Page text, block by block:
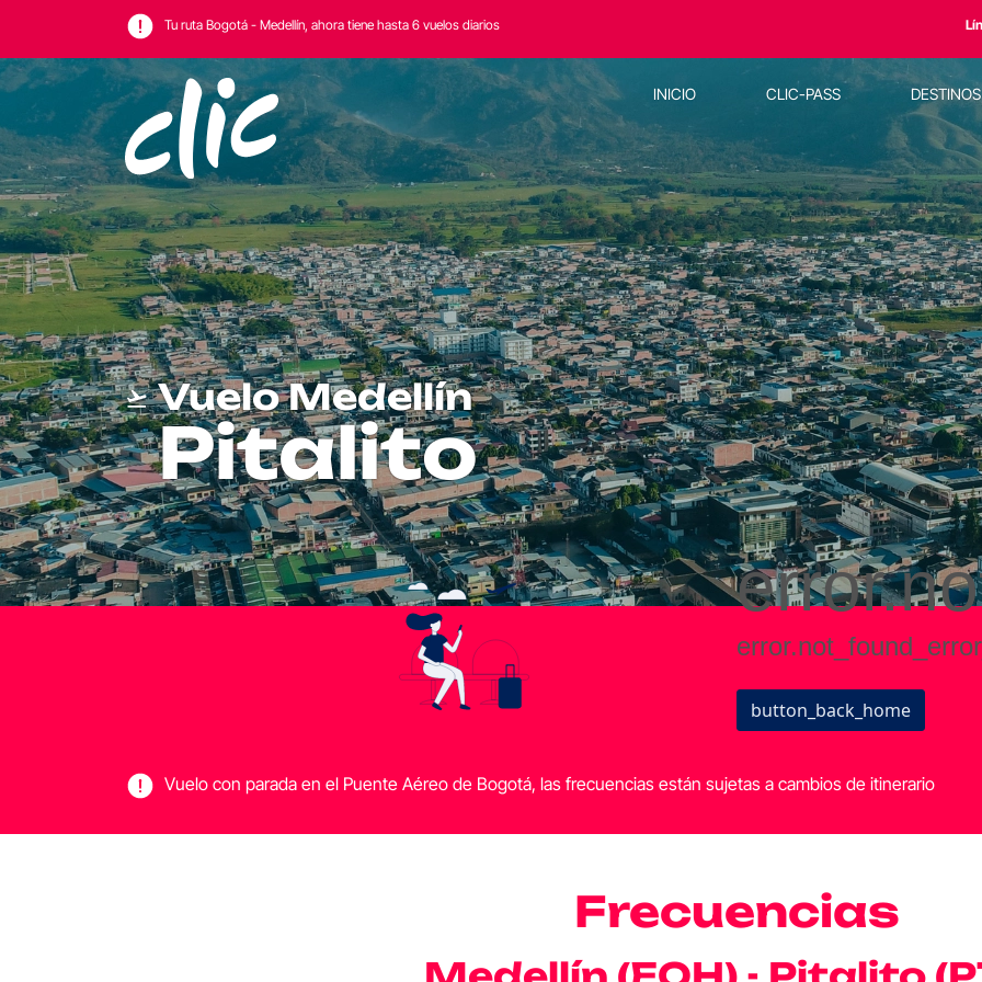
Tu ruta Bogotá - Medellín, ahora tiene hasta 6 vuelos diarios
INICIO CLIC-PASS
Vuelo Medellín
Pitalito
Vuelo con parada en el Puente Aéreo de Bogotá, las frecuencias están sujetas a cambios de itinerario
Frecuencias